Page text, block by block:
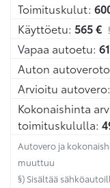
Toimituskulut:
Käyttöetu: 565€
Vapaa autoetu:
Auton
Arvioitu autovero:
Kokonaishinta
toimituskululla:
Autovero ja
muuttuu
§) Sisältää